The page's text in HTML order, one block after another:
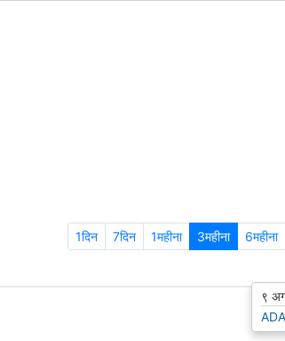
1दिन 7दिन 1महीना 3महीना 6महीना
९